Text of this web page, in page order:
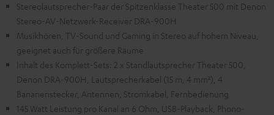
Stereolautsprecher-Paar der Spitzenklasse Theater 500 mit Denon
Stereo-AV-Netzwerk-Receiver DRA-900H
Musikhören, TV-Sound und Gaming in Stereo auf hohem Niveau,
geeignet auch für größere Räume
Inhalt des Komplett-Sets: 2 x Standlautsprecher Theater 500,
Denon DRA-900H, Lautsprecherkabel (15 m, 4 mm²), 4
Bananenstecker, Antennen, Stromkabel, Fernbedienung
145 Watt Leistung pro Kanal an 6 Ohm, USB-Playback, Phono-